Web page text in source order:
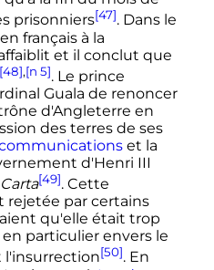
prisonniers[47]. Dans le
français à la
et il conclut que
[48],[n 5]. Le prince
Guala de renoncer
d'Angleterre en
des terres de ses
et la
d'Henri III
[49]. Cette
rejetée par certains
qu'elle était trop
particulier envers le
l'insurrection[50]. En